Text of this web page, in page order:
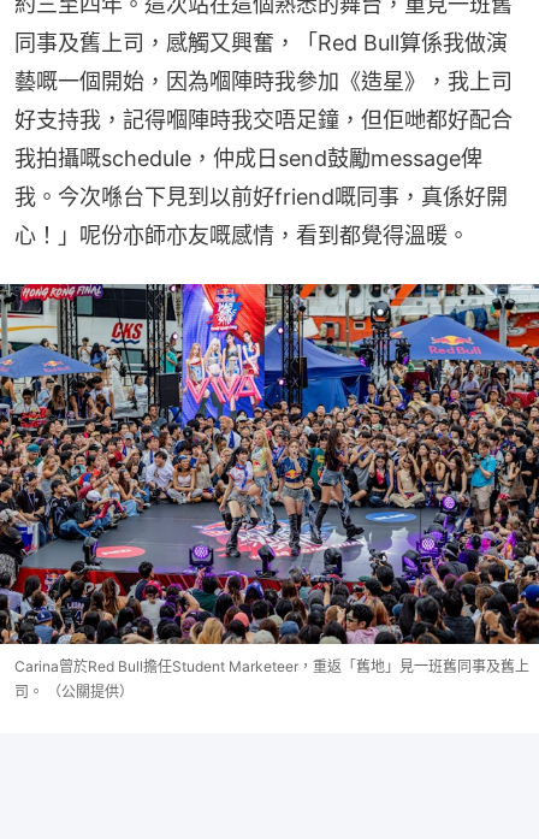
同事及舊上司，感觸又興奮，「Red Bull算係我做演
藝嘅一個開始，因為嗰陣時我參加《造星》，我上司
好支持我，記得嗰陣時我交唔足鐘，但佢哋都好配合
我拍攝嘅schedule，仲成日send鼓勵message俾
我。今次喺台下見到以前好friend嘅同事，真係好開
心！」呢份亦師亦友嘅感情，看到都覺得溫暖。
Carina曾於Red Bull擔任Student Marketeer，重返「舊地」見一班舊同事及舊上
司。 （公關提供）